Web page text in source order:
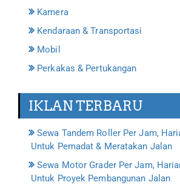
Kamera
Kendaraan & Transportasi
Mobil
Perkakas & Pertukangan
IKLAN TERBARU
Sewa Tandem Roller Per Jam,
Untuk Pemadat & Meratakan Jalan
Sewa Motor Grader Per Jam,
Untuk Proyek Pembangunan Jalan